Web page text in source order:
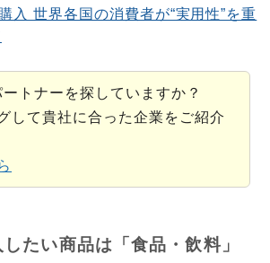
入 世界各国の消費者が“実用性”を重
トナーを探していますか？
して貴社に合った企業をご紹介
たい商品は「食品・飲料」